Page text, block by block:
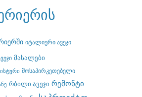
იტალიური ავეჯი
მასალები
მოსაპირკეთებელი
რბილი ავეჯი რემონტი